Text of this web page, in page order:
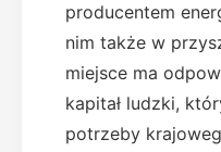
producentem
nim także w
miejsce ma
kapitał ludzki,
potrzeby